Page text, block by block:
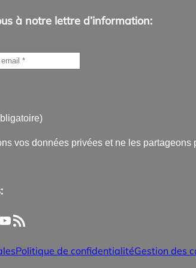
à notre lettre d’information:
vos données privées et ne les partageons
Flux RSS
Politique de confidentialitéGestion des